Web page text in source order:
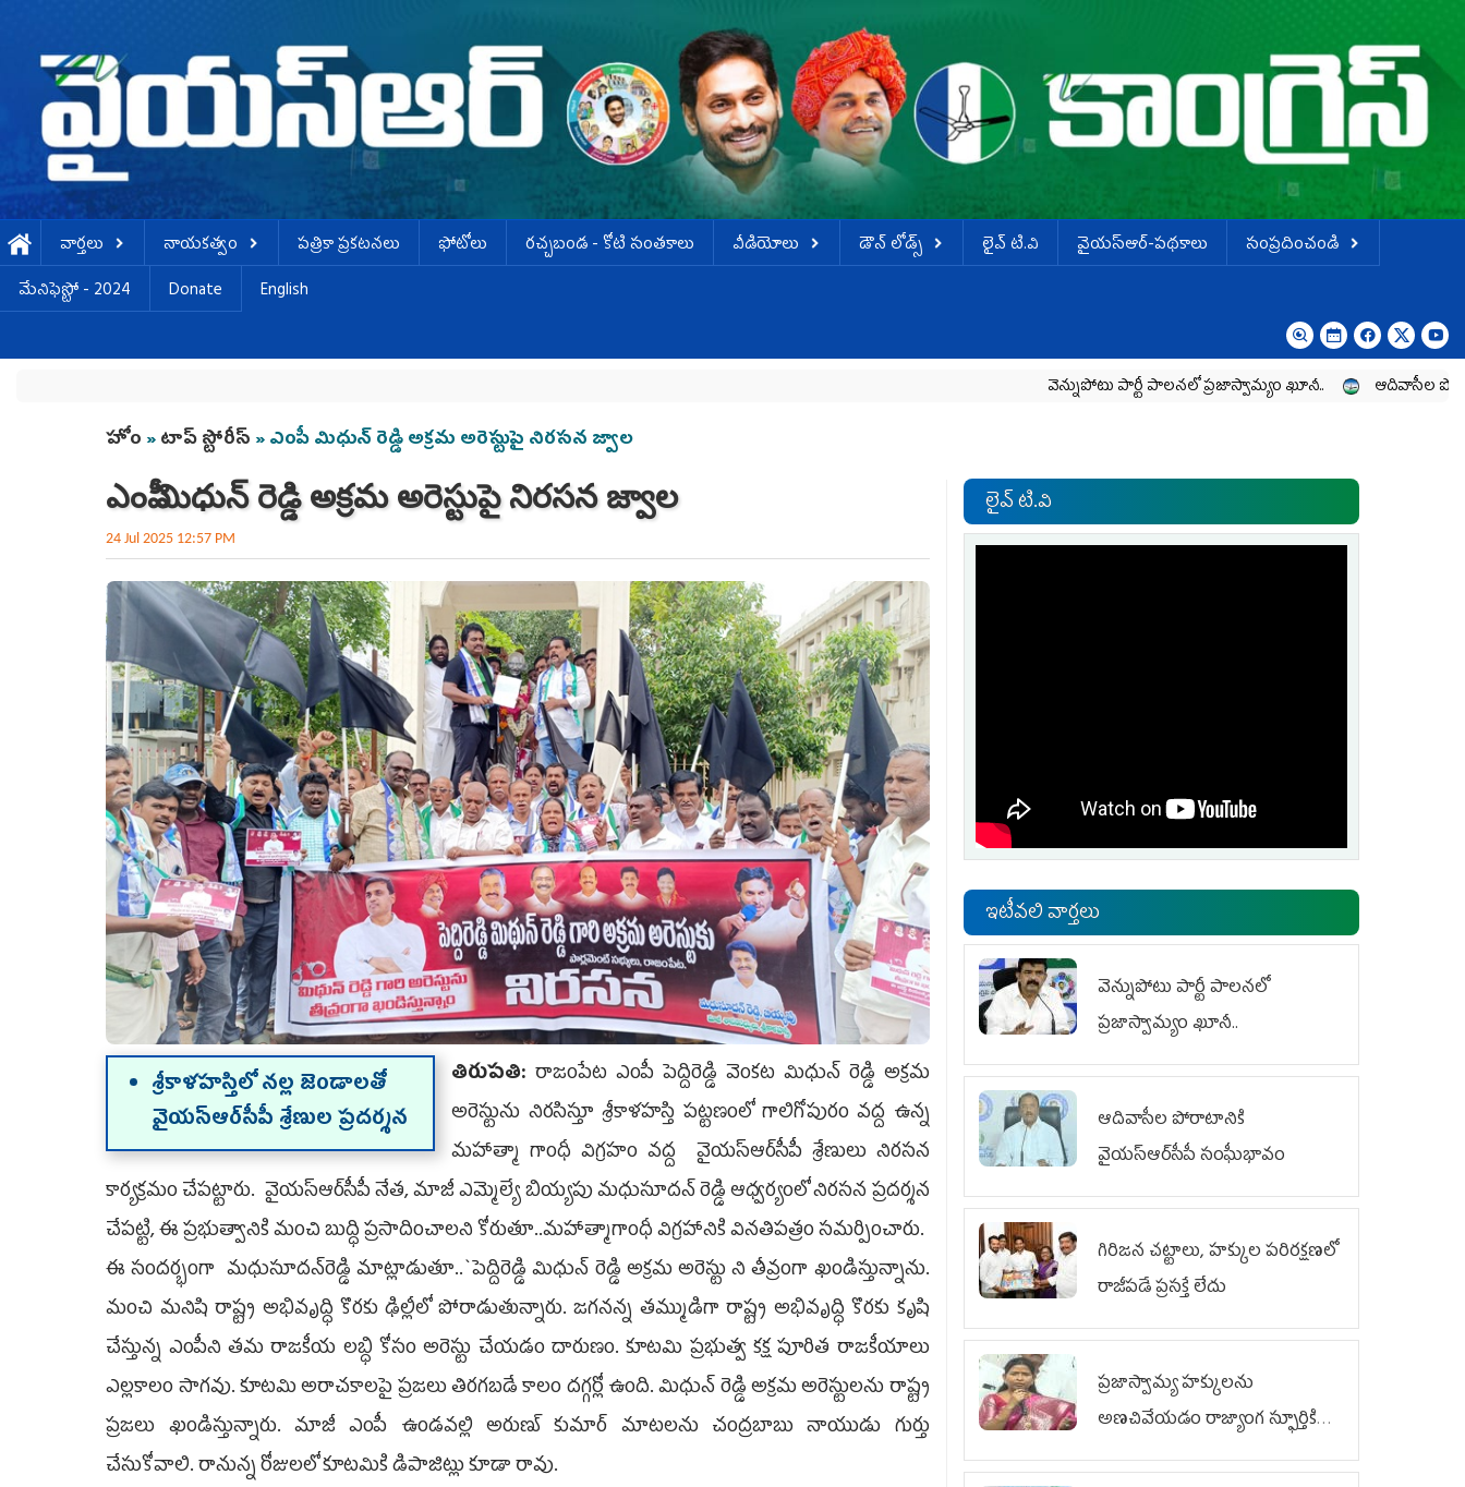
వార్తలు నాయకత్వం పత్రికా ప్రకటనలు ఫోటోలు ర‌చ్చ‌బండ‌ - కోటి సంత‌కాలు వీడియోలు డౌన్ లోడ్స్ లైవ్ టి.వి వైయస్ఆర్-పథకాలు
సంప్రదించండి
మేనిఫెస్టో - 2024
Donate English
వెన్నుపోటు పార్టీ పాలనలో ప్రజాస్వామ్యం ఖూనీ.. ఆదివాసీల పోరాటానికి
You are here
హోం »టాప్ స్టోరీస్ » ఎంపీ మిధున్ రెడ్డి అక్రమ అరెస్టుపై నిరసన జ్వాల
ఎంపీ మిధున్ రెడ్డి అక్రమ అరెస్టుపై నిరసన జ్వాల
24 Jul 2025 12:57 PM
శ్రీకాళహస్తిలో న‌ల్ల జెండాల‌తో
వైయ‌స్ఆర్‌సీపీ శ్రేణుల ప్ర‌ద‌ర్శ‌న‌
తిరుప‌తి: రాజంపేట ఎంపీ పెద్దిరెడ్డి వెంకట మిధున్ రెడ్డి అక్రమ
అరెస్టును నిరసిస్తూ శ్రీకాళహస్తి పట్టణంలో గాలిగోపురం వద్ద ఉన్న
మహాత్మా గాంధీ విగ్రహం వద్ద వైయ‌స్ఆర్‌సీపీ శ్రేణులు నిరస‌న
కార్య‌క్ర‌మం చేప‌ట్టారు. వైయ‌స్ఆర్‌సీపీ నేత‌, మాజీ ఎమ్మెల్యే బియ్యపు మధుసూదన్ రెడ్డి ఆధ్వ‌ర్యంలో నిర‌స‌న ప్ర‌ద‌ర్శ‌న
చేప‌ట్టి, ఈ ప్ర‌భుత్వానికి మంచి బుద్ధి ప్ర‌సాదించాల‌ని కోరుతూ..మ‌హాత్మాగాంధీ విగ్ర‌హానికి విన‌తిప‌త్రం స‌మ‌ర్పించారు.
ఈ సందర్భంగా మ‌ధుసూద‌న్‌రెడ్డి మాట్లాడుతూ..`పెద్దిరెడ్డి మిధున్ రెడ్డి అక్రమ అరెస్టు ని తీవ్రంగా ఖండిస్తున్నాను.
మంచి మనిషి రాష్ట్ర అభివృద్ధి కొరకు ఢిల్లీలో పోరాడుతున్నారు. జగనన్న తమ్ముడిగా రాష్ట్ర అభివృద్ధి కొరకు కృషి
చేస్తున్న ఎంపీని తమ రాజకీయ లబ్ధి కోసం అరెస్టు చేయడం దారుణం. కూటమి ప్ర‌భుత్వ‌ కక్ష పూరిత రాజకీయాలు
ఎల్లకాలం సాగవు. కూటమి అరాచకాలపై ప్రజలు తిరగబడే కాలం దగ్గర్లో ఉంది. మిధున్ రెడ్డి అక్రమ అరెస్టులను రాష్ట్ర
ప్ర‌జ‌లు ఖండిస్తున్నారు. మాజీ ఎంపీ ఉండవల్లి అరుణ్ కుమార్ మాటలను చంద్రబాబు నాయుడు గుర్తు
చేసుకోవాలి. రానున్న రోజులలో కూటమికి డిపాజిట్లు కూడా రావు.
లైవ్ టి.వి
ఇటీవలి వార్తలు
వెన్నుపోటు పార్టీ పాలనలో
ప్రజాస్వామ్యం ఖూనీ..
ఆదివాసీల పోరాటానికి
వైయ‌స్ఆర్‌సీపీ సంఘీభావం
గిరిజన చట్టాలు, హక్కుల పరిరక్షణలో
రాజీపడే ప్రసక్తే లేదు
ప్రజాస్వామ్య హక్కులను
అణచివేయడం రాజ్యాంగ స్ఫూర్తికి
విరుద్ధం